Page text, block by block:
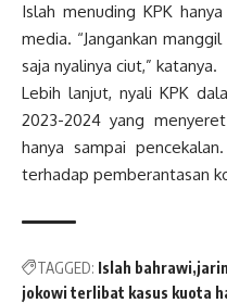
Islah menuding KPK
media. “Jangankan
saja nyalinya ciut,” katanya.
Lebih lanjut, nyali KPK
2023-2024 yang
hanya sampai
terhadap pemberantasan
TAGGED: Islah bahrawi
jokowi terlibat kasus kuota